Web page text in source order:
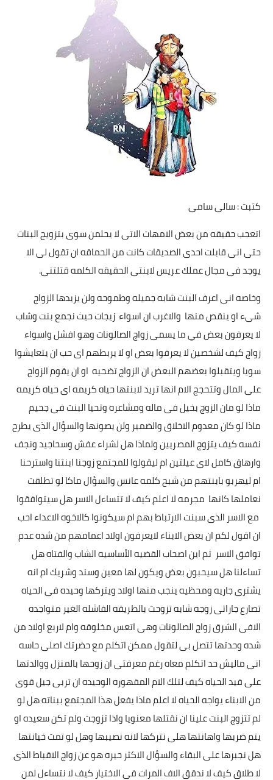
مقالات واراء
محافظات
القاهرة
القليوبية
الجيزة
الاسكندرية
أسيوط
شمال سيناء
أخبار الرياضة
أخبار الفن
صحة
البوابة التعليمية
المزيد
اقتصاد
المرأة والطفل
حكاية صورة
ثقافة
بداية tv
حوادث
كتبت : سالى سامى
اتعجب حقيقه من بعض الامهات الاتى لا يحلمن سوى بتزويج البنات
حتى انى قابلت احدى الصديقات كانت من الحماقه ان تقول لى الا
يوجد فى مجال عملك عريس لابنتى الحقيقه الكلمه قتلتنى.
وخاصه انى اعرف البنت شابه جميله وطموحه ولن يزيدها الزواج
شىء او ينقص منها والاغرب ان اسواء زيجات حيث نجمع بنت وشاب
لا يعرفون بعض في ما يسمى زواج الصالونات وهو افشل واسواء
زواج كيف لشخصين لا يعرفوا بعض او لا يربطهم اى حب ان يتعايشوا
سويا ويتقبلوا بعضهم البعض ان الزواج تضحيه او ان يقوم الزواج
على المال وتتحجج الام انها تريد لابنتها حياه كريمه اى حياه كريمه
ماذا لو مان الزوج بخيل فى ماله ومشاعره وتحيا البنت فى جحيم
ماذا لو كان معدوم الاخلاق والضمير ولن يصونها والسؤال الذى يطرح
نفسه كيف يتزوج المصريين ولماذا هل لشراء عفش وسحاجيد ونجف
وارهاق كامل لاى عيلتين ام ليقولوا للمجتمع زوجنا ابنتنا واسترحنا
ام ليهربو بابنتهم من شبح كلمه عانس والسؤال ماكا لو تطلقت
نعاملها كانها مجرمه لا اعلم كيف لا تتساءل الاسر هل سيتوافقوا
مع الاسر الذى سبنت الارتباط بهم ام سيكونوا كالاخوه الاعداء احب
ان اقول لكم ان بعض الابناء لايعرفون اولاد اعمامهم من شده عدم
توافق الاسر ثم اين اصحاب القضيه الأساسيه الشاب والفتاه هل
تساءلنا هل سيحبون بعض ويكون لها معين وسند وشريك ام انه
يشترى جاريه ومحظيه ينجب منها اولاد ويتركها وحيده فى الحياه
تصارع جاراتى زوجه شابه تزوحت بالطريقه الفاشله الغير متواجده
الافى الشرق زواج الصالونات وهى اتعس مخلوقه وام لاربع اولاد من
شده وحدتها تتصل بى لتقول ممكن اتكلم مع حضرتك اصلى حاسه
انى ماليش حد اتكلم معاه رغم معرفتى ان زوحها بالمنزل ووالدتها
على قيد الحياه كيف لتلك الام المقهوره الوحيده ان تربى جيل قوى
من الابناء يواجه الحياه لا اعلم ماذا يفعل هذا المجتمع ببناته هل لو
لم تتزوج البنت علينا ان نقتلها معنويا واذا تزوجت ولم تكن سعيده او
يتم ضربها واهانتها هلى نتركها لانه نصيبها وهل لو تمت خيانتها
هل نجبرها على البقاء والسؤال الاكثر حيره هو عن زواج الاقباط الذى
لا طلاق كيف لا ندقق الاف المرات فى الاختيار كيف لا نتساءل لمن